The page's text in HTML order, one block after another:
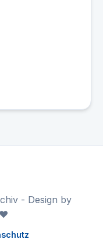
- Design by
❤️